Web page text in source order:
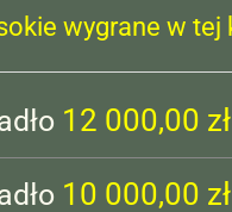
wygrane w
12 000,00 zł
10 000,00 zł